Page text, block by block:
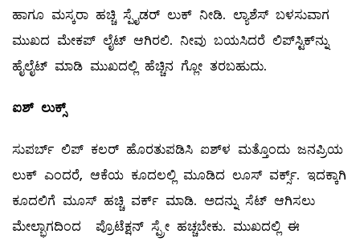
ಹಾಗೂ ಮಸ್ಕರಾ ಹಚ್ಚಿ ಸ್ಪೈಡರ್‌ ಲುಕ್‌ ನೀಡಿ. ಲ್ಯಾಶೆಸ್‌ ಬಳಸುವಾಗ
ಮುಖದ ಮೇಕಪ್‌ ಲೈಟ್‌ ಆಗಿರಲಿ. ನೀವು ಬಯಸಿದರೆ ಲಿಪ್‌ಸ್ಟಿಕ್‌ನ್ನು
ಹೈಲೈಟ್‌ ಮಾಡಿ ಮುಖದಲ್ಲಿ ಹೆಚ್ಚಿನ ಗ್ಲೋ ತರಬಹುದು.
ಐಶ್‌ ಲುಕ್ಸ್
ಸುಪರ್ಬ್ ಲಿಪ್‌ ಕಲರ್‌ ಹೊರತುಪಡಿಸಿ ಐಶ್‌ಳ ಮತ್ತೊಂದು ಜನಪ್ರಿಯ
ಲುಕ್‌ ಎಂದರೆ, ಆಕೆಯ ಕೂದಲಲ್ಲಿ ಮೂಡಿದ ಲೂಸ್‌ ವರ್ಕ್ಸ್‌. ಇದಕ್ಕಾಗಿ
ಕೂದಲಿಗೆ ಮೂಸ್‌ ಹಚ್ಚಿ ವರ್ಕ್‌ ಮಾಡಿ. ಅದನ್ನು ಸೆಟ್‌ ಆಗಿಸಲು
ಮೇಲ್ಭಾಗದಿಂದ ಪ್ರೊಟೆಕ್ಷನ್ ಸ್ಪ್ರೇ ಹಚ್ಚಬೇಕು. ಮುಖದಲ್ಲಿ ಈ